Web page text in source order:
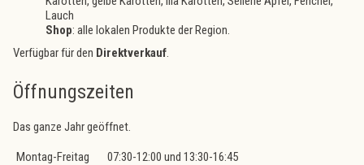
Lauch
Shop: alle lokalen Produkte der Region.
Verfügbar für den Direktverkauf.
Öffnungszeiten
Das ganze Jahr geöffnet.
Montag-Freitag
07:30-12:00 und 13:30-16:45